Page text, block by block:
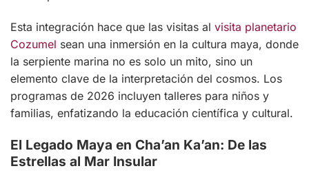
Esta integración hace que las visitas al visita planetario
Cozumel sean una inmersión en la cultura maya, donde
la serpiente marina no es solo un mito, sino un
elemento clave de la interpretación del cosmos. Los
programas de 2026 incluyen talleres para niños y
familias, enfatizando la educación científica y cultural.
El Legado Maya en Cha’an Ka’an: De las
Estrellas al Mar Insular